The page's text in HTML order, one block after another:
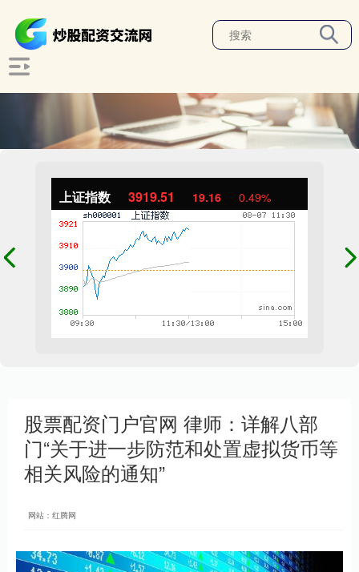
上证指数 3919.51 19.16 0.49%
股票配资门户官网 律师：详解八部
门“关于进一步防范和处置虚拟货币等
相关风险的通知”
网站：红腾网